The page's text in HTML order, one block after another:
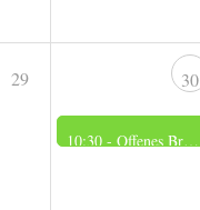
29 30
10:30 - Offenes Brennerei Museum